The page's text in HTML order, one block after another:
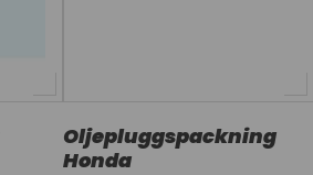
Oljepluggspackning
Honda